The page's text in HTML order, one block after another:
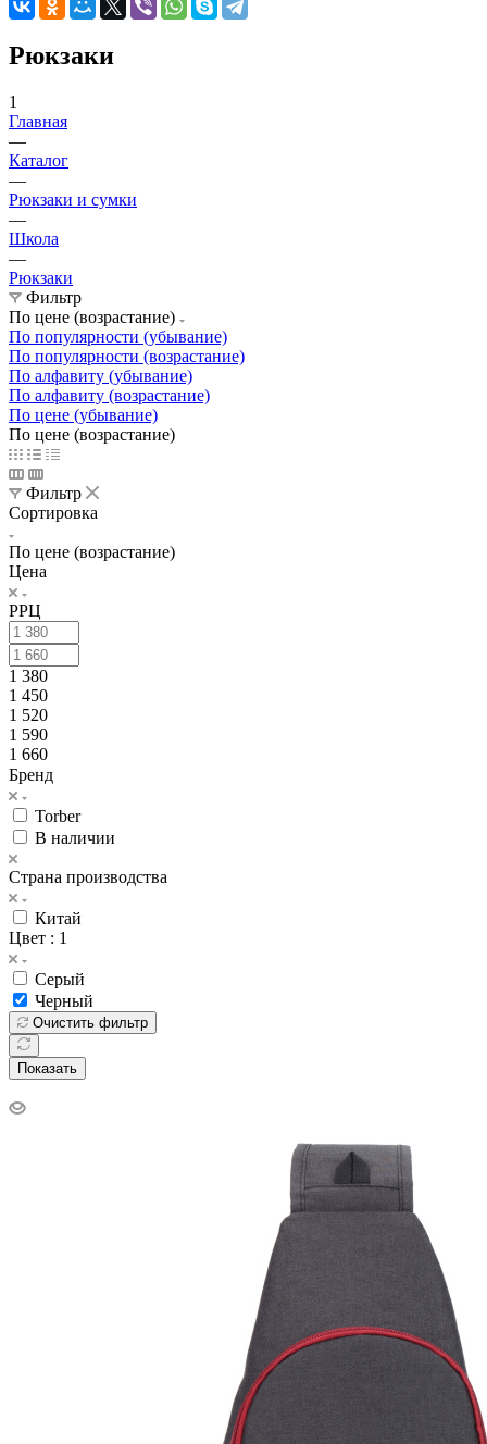
Рюкзаки
1
Главная
—
Каталог
—
Рюкзаки и сумки
—
Школа
—
Рюкзаки
Фильтр
По цене (возрастание)
По популярности (убывание)
По популярности (возрастание)
По алфавиту (убывание)
По алфавиту (возрастание)
По цене (убывание)
По цене (возрастание)
Фильтр
Сортировка
По цене (возрастание)
Цена
РРЦ
1 380
1 450
1 520
1 590
1 660
Бренд
Torber
В наличии
Страна производства
Китай
Цвет : 1
Серый
Черный
Очистить фильтр
Показать